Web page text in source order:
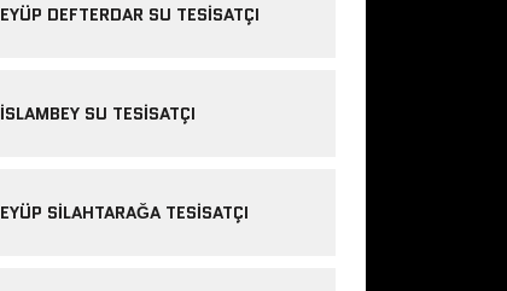
EYÜP DEFTERDAR SU TESISATÇI
İSLAMBEY SU TESISATÇI
EYÜP SILAHTARAĞA TESISATÇI